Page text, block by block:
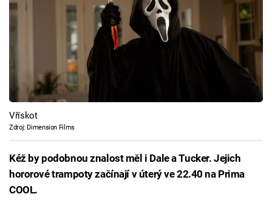
Vřískot
Zdroj: Dimension Films
Kéž by podobnou znalost měl i Dale a Tucker. Jejich
hororové trampoty začínají v úterý ve 22.40 na Prima
COOL.